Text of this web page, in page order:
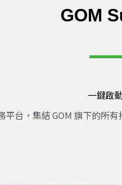
GOM
一鍵啟
台，集結 GOM 旗下的所